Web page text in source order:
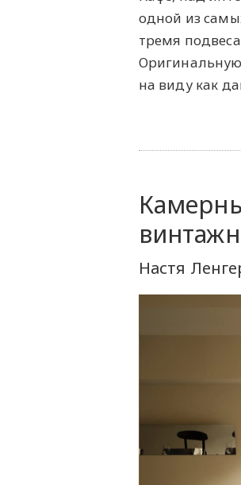
одной из
тремя
на виду как
Настя